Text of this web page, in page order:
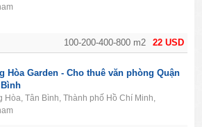
22 USD
100-200-400-800 m2
Hòa Garden - Cho thuê văn phòng Quận
Hòa, Tân Bình, Thành phố Hồ Chí Minh,